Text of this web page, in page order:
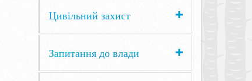
Цивільний захист
Запитання до влади